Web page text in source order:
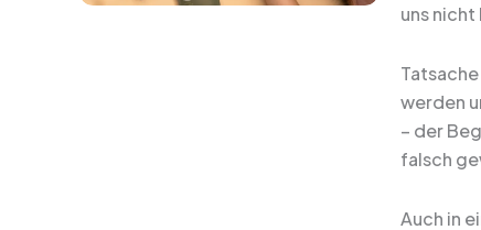
uns
werden
– der
falsch
Auch in